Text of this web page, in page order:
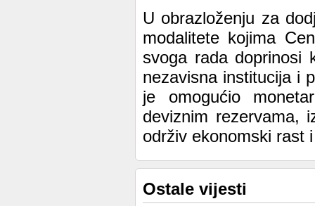
U obrazloženju za
modalitete kojima
svoga rada doprinosi
nezavisna institucija i
je omogućio
deviznim rezervama,
održiv ekonomski rast
Ostale vijesti